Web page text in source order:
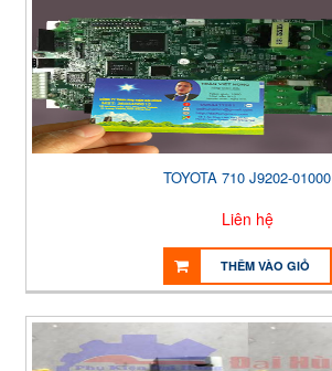
TOYOTA 710 J9202-01000
Liên hệ
THÊM VÀO GIỎ